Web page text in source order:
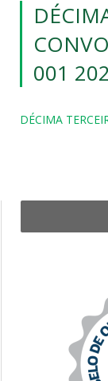
001
DÉCIMA